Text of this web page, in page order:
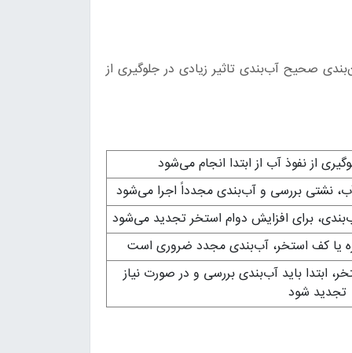
صحیح آب‌بندی تاثیر زیادی در جلوگیری از
از نفوذ آب از ابتدا انجام می‌شود
نشتی بررسی و آب‌بندی مجدداً اجرا می‌شود
برای افزایش دوام استخر تجدید می‌شود
یا کف استخر، آب‌بندی مجدد ضروری است
ابتدا باید آب‌بندی بررسی و در صورت نیاز
تجدید شود